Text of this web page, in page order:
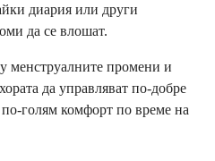
диария или други
да се влошат.
менструалните промени и
да управляват по-добре
голям комфорт по време на